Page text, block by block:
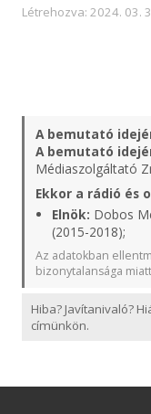
Létrehozva: 2024. 03.
A bemutató
A bemutató
Médiaszolgáltató
Ekkor a rádió és
Elnök: Dobos
(2015-2018);
Az adatokban
bizonytalansága
Hiba? Javítanivaló?
címünkön.